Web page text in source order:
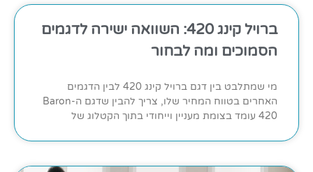
ברויל קינג 420: השוואה ישירה לדגמים
הסמוכים ומה לבחור
מי שמתלבט בין דגם ברויל קינג 420 לבין הדגמים
האחרים בטווח המחיר שלו, צריך להבין שדגם ה-Baron
420 עומד בצומת מעניין וייחודי בתוך הקטלוג של